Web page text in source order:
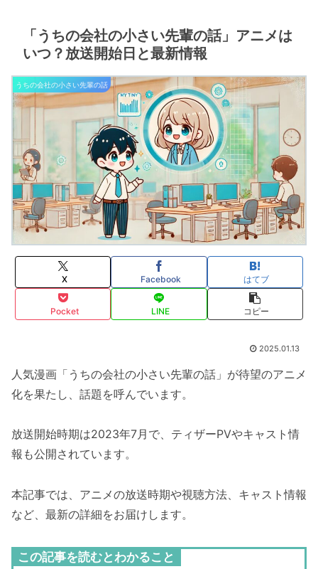
「うちの会社の小さい先輩の話」アニメは
いつ？放送開始日と最新情報
うちの会社の小さい先輩の話
X Facebook はてブ
Pocket LINE コピー
2025.01.13
人気漫画「うちの会社の小さい先輩の話」が待望のアニメ
化を果たし、話題を呼んでいます。
放送開始時期は2023年7月で、ティザーPVやキャスト情
報も公開されています。
本記事では、アニメの放送時期や視聴方法、キャスト情報
など、最新の詳細をお届けします。
この記事を読むとわかること